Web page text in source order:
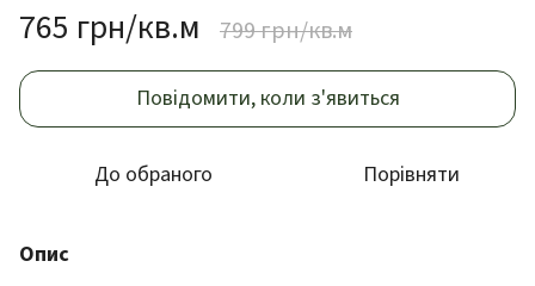
765 грн/кв.м 799 грн/кв.м
Повідомити, коли з'явиться
До обраного Порівняти
Опис